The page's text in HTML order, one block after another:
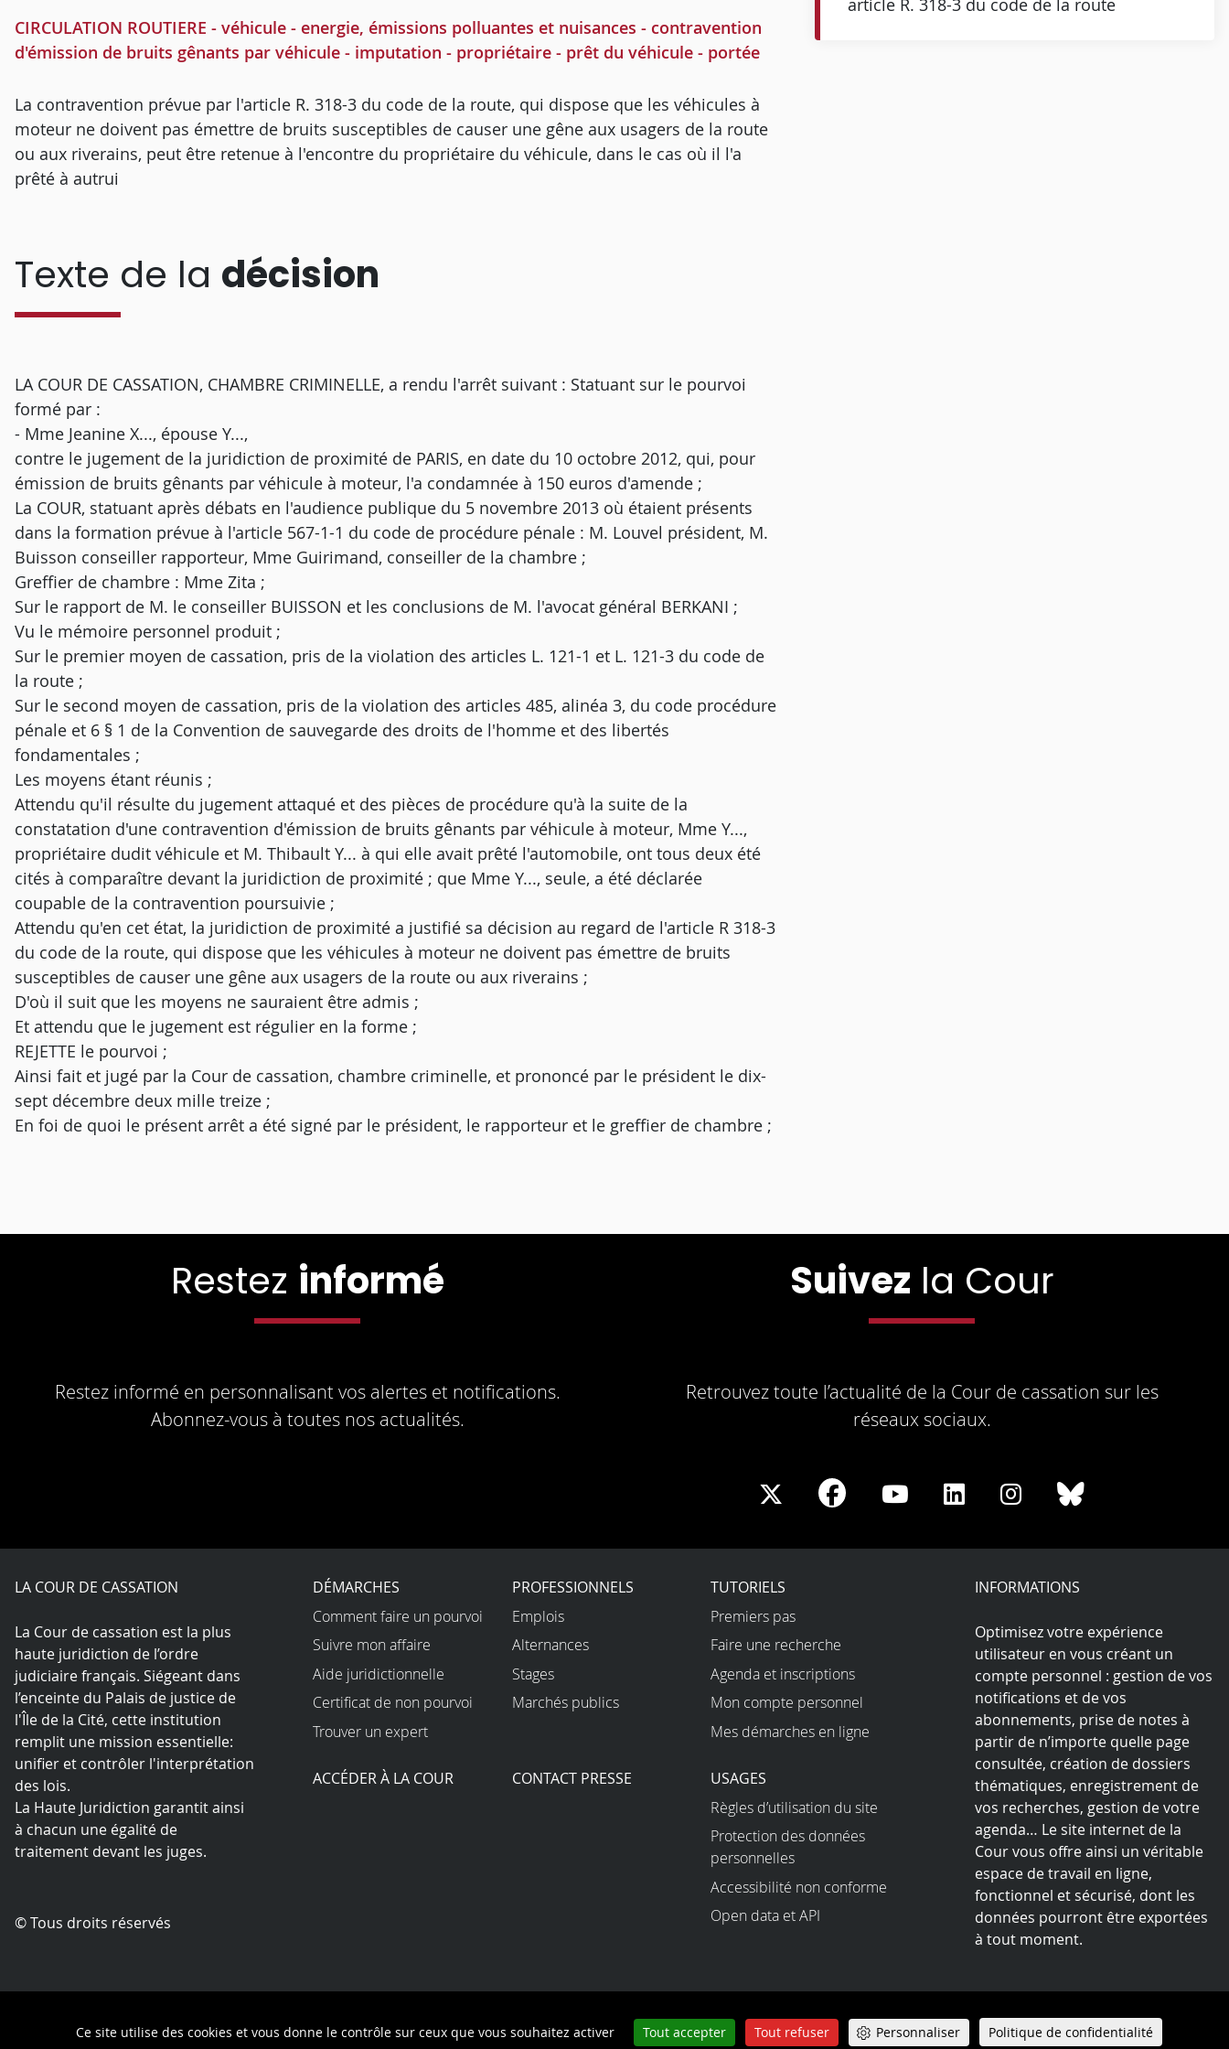
Ce site utilise des cookies et vous donne le contrôle sur ceux que vous souhaitez activer Tout accepter Tout refuser Personnaliser Politique de confidentialité
CIRCULATION ROUTIERE - véhicule - energie, émissions polluantes et nuisances - contravention
d'émission de bruits gênants par véhicule - imputation - propriétaire - prêt du véhicule - portée
La contravention prévue par l'article R. 318-3 du code de la route, qui dispose que les véhicules à
moteur ne doivent pas émettre de bruits susceptibles de causer une gêne aux usagers de la route
ou aux riverains, peut être retenue à l'encontre du propriétaire du véhicule, dans le cas où il l'a
prêté à autrui
Texte de la décision
LA COUR DE CASSATION, CHAMBRE CRIMINELLE, a rendu l'arrêt suivant : Statuant sur le pourvoi
formé par :
- Mme Jeanine X..., épouse Y...,
contre le jugement de la juridiction de proximité de PARIS, en date du 10 octobre 2012, qui, pour
émission de bruits gênants par véhicule à moteur, l'a condamnée à 150 euros d'amende ;
La COUR, statuant après débats en l'audience publique du 5 novembre 2013 où étaient présents
dans la formation prévue à l'article 567-1-1 du code de procédure pénale : M. Louvel président, M.
Buisson conseiller rapporteur, Mme Guirimand, conseiller de la chambre ;
Greffier de chambre : Mme Zita ;
Sur le rapport de M. le conseiller BUISSON et les conclusions de M. l'avocat général BERKANI ;
Vu le mémoire personnel produit ;
Sur le premier moyen de cassation, pris de la violation des articles L. 121-1 et L. 121-3 du code de
la route ;
Sur le second moyen de cassation, pris de la violation des articles 485, alinéa 3, du code procédure
pénale et 6 § 1 de la Convention de sauvegarde des droits de l'homme et des libertés
fondamentales ;
Les moyens étant réunis ;
Attendu qu'il résulte du jugement attaqué et des pièces de procédure qu'à la suite de la
constatation d'une contravention d'émission de bruits gênants par véhicule à moteur, Mme Y...,
propriétaire dudit véhicule et M. Thibault Y... à qui elle avait prêté l'automobile, ont tous deux été
cités à comparaître devant la juridiction de proximité ; que Mme Y..., seule, a été déclarée
coupable de la contravention poursuivie ;
Attendu qu'en cet état, la juridiction de proximité a justifié sa décision au regard de l'article R 318-3
du code de la route, qui dispose que les véhicules à moteur ne doivent pas émettre de bruits
susceptibles de causer une gêne aux usagers de la route ou aux riverains ;
D'où il suit que les moyens ne sauraient être admis ;
Et attendu que le jugement est régulier en la forme ;
REJETTE le pourvoi ;
Ainsi fait et jugé par la Cour de cassation, chambre criminelle, et prononcé par le président le dix-
sept décembre deux mille treize ;
En foi de quoi le présent arrêt a été signé par le président, le rapporteur et le greffier de chambre ;
article R. 318-3 du code de la route
Restez informé
Restez informé en personnalisant vos alertes et notifications.
Abonnez-vous à toutes nos actualités.
Suivez la Cour
Retrouvez toute l’actualité de la Cour de cassation sur les
réseaux sociaux.
Share
X
Share
Facebook
Share
Youtube
Share
LinkedIn
Share
Instagram
Share
Bluesky
LA COUR DE CASSATION
La Cour de cassation est la plus
haute juridiction de l’ordre
judiciaire français. Siégeant dans
l’enceinte du Palais de justice de
l'Île de la Cité, cette institution
remplit une mission essentielle:
unifier et contrôler l'interprétation
des lois.
La Haute Juridiction garantit ainsi
à chacun une égalité de
traitement devant les juges.
© Tous droits réservés
DÉMARCHES
Comment faire un pourvoi
Suivre mon affaire
Aide juridictionnelle
Certificat de non pourvoi
Trouver un expert
PROFESSIONNELS
Emplois
Alternances
Stages
Marchés publics
TUTORIELS
Premiers pas
Faire une recherche
Agenda et inscriptions
Mon compte personnel
Mes démarches en ligne
ACCÉDER À LA COUR CONTACT PRESSE
USAGES
Règles d’utilisation du site
Protection des données
personnelles
Accessibilité non conforme
Open data et API
INFORMATIONS
Optimisez votre expérience
utilisateur en vous créant un
compte personnel : gestion de vos
notifications et de vos
abonnements, prise de notes à
partir de n’importe quelle page
consultée, création de dossiers
thématiques, enregistrement de
vos recherches, gestion de votre
agenda… Le site internet de la
Cour vous offre ainsi un véritable
espace de travail en ligne,
fonctionnel et sécurisé, dont les
données pourront être exportées
à tout moment.
Contact Mentions légales Plan du site Politique de confidentialité
Queue-Fair